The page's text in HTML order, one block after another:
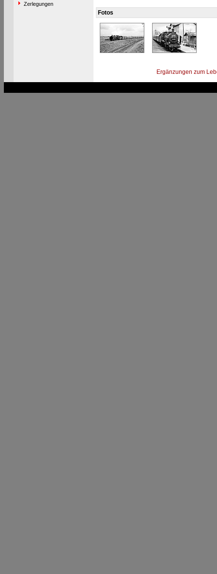
Zerlegungen
Fotos
Ergänzungen zum